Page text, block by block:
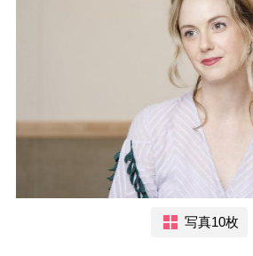
写真10枚